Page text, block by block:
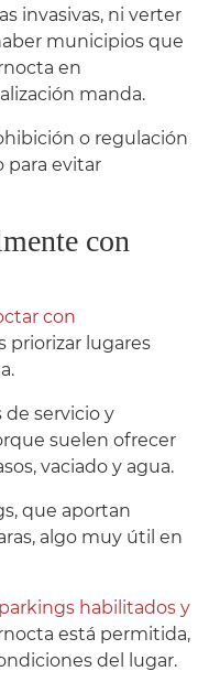
invasivas, ni verter
municipios que
en
manda.
o regulación
para evitar
con
con
priorizar lugares
de servicio y
suelen ofrecer
vaciado y agua.
que aportan
algo muy útil en
parkings habilitados y
está permitida,
del lugar.